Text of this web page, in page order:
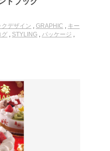
デザイン GRAPHIC
キー
グ STYLING パッケージ